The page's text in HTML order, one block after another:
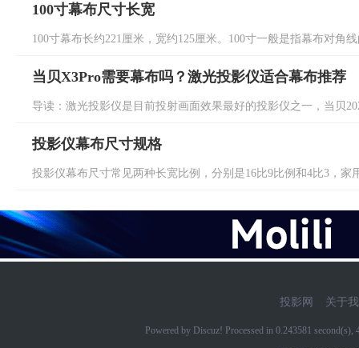
100寸幕布尺寸长宽
100寸幕布长约221厘米，宽约125厘米。100寸一般是指幕布对角
当贝X3Pro需要幕布吗？激光投影仪适合幕布推荐
导读：激光投影仪是目前投射画面效果最好的投影仪之一，当贝
投影仪幕布尺寸规格
投影仪幕布尺寸常见两种长宽比例，分别是16比9比例和4比3，家
投影网 关于
Powered by Discuz! Processed in 0.243581